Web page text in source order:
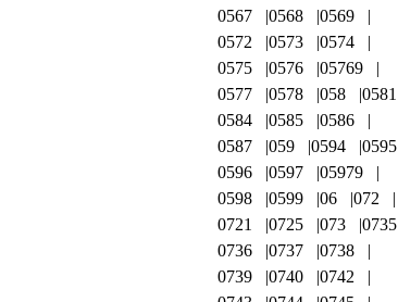
0567
0568
0569
0572
0573
0574
0575
0576
05769
0577
0578 058
0581
0584
0585
0586
0587
059 0594
0595
0596
0597
05979
0598
0599 06
072
0721
0725 073
0735
0736
0737
0738
0739
0740
0742